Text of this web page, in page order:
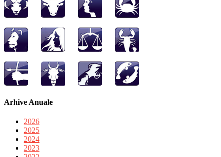
Arhive Anuale
2026
2025
2024
2023